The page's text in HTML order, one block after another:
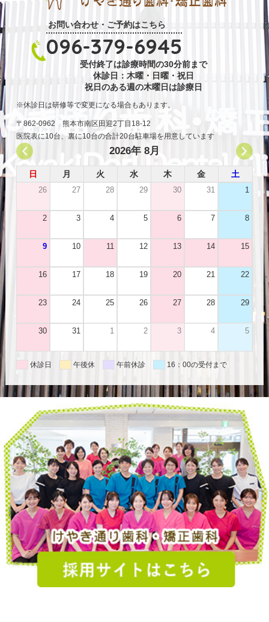
お問い合わせ・ご予約はこちら
096-379-6945
受付終了は診療時間の30分前まで
休診日：木曜・日曜・祝日
祝日のある週の木曜日は診療日
休診日は研修等で変更になる場合もあります。
〒862-0962 熊本市南区田迎2丁目18-12
医院表に10台、裏に10台の合計20台駐車場を用意しています
2026年 8月
日 月 火 水 木 金 土
26 27 28 29 30 31 1
2 3 4 5 6 7 8
9 10 11 12 13 14 15
16 17 18 19 20 21 22
23 24 25 26 27 28 29
30 31 1 2 3 4 5
休診日 午後休 午前休診 16：00の受付まで